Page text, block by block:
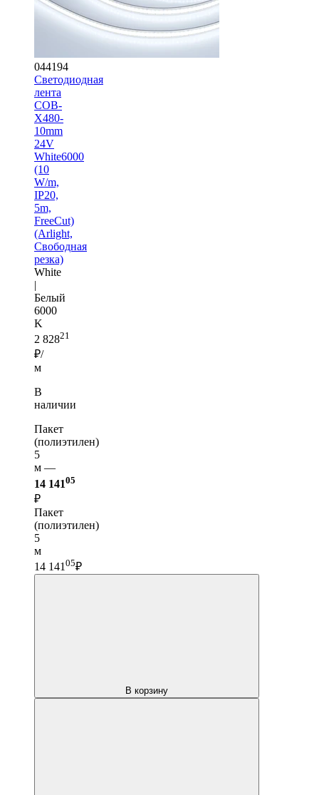
044194
Светодиодная
лента
COB-
X480-
10mm
24V
White6000
(10
W/m,
IP20,
5m,
FreeCut)
(Arlight,
Свободная
резка)
White
|
Белый
6000
K
2 82821
₽/
м
В
наличии
Пакет
(полиэтилен)
5
м —
14 14105
₽
Пакет
(полиэтилен)
5
м
14 141 05₽
В корзину